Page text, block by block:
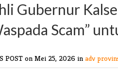
Gubernur
Scam”
POST on Mei 25, 2026 in adv